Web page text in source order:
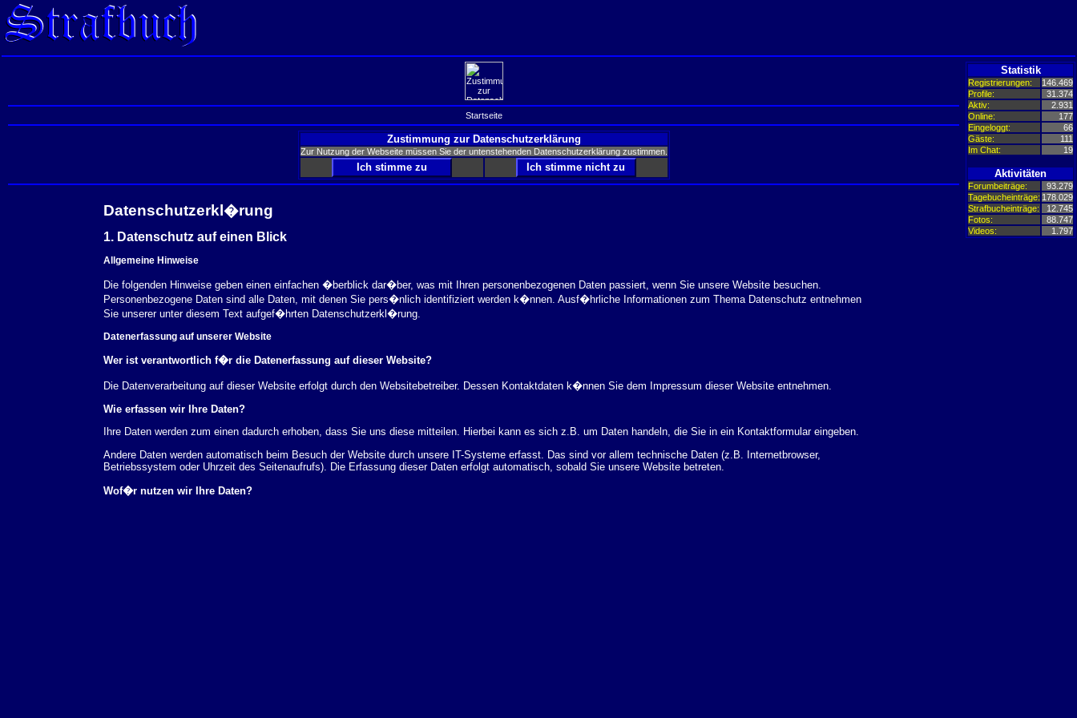
Startseite
Zustimmung zur Datenschutzerklärung
Zur Nutzung der Webseite müssen Sie der untenstehenden Datenschutzerklärung zustimmen.
Datenschutzerkl�rung
1. Datenschutz auf einen Blick
Allgemeine Hinweise
Die folgenden Hinweise geben einen einfachen �berblick dar�ber, was mit Ihren personenbezogenen Daten passiert, wenn Sie unsere Website besuchen.
Personenbezogene Daten sind alle Daten, mit denen Sie pers�nlich identifiziert werden k�nnen. Ausf�hrliche Informationen zum Thema Datenschutz entnehmen
Sie unserer unter diesem Text aufgef�hrten Datenschutzerkl�rung.
Datenerfassung auf unserer Website
Wer ist verantwortlich f�r die Datenerfassung auf dieser Website?
Die Datenverarbeitung auf dieser Website erfolgt durch den Websitebetreiber. Dessen Kontaktdaten k�nnen Sie dem Impressum dieser Website entnehmen.
Wie erfassen wir Ihre Daten?
Ihre Daten werden zum einen dadurch erhoben, dass Sie uns diese mitteilen. Hierbei kann es sich z.B. um Daten handeln, die Sie in ein Kontaktformular eingeben.
Andere Daten werden automatisch beim Besuch der Website durch unsere IT-Systeme erfasst. Das sind vor allem technische Daten (z.B. Internetbrowser,
Betriebssystem oder Uhrzeit des Seitenaufrufs). Die Erfassung dieser Daten erfolgt automatisch, sobald Sie unsere Website betreten.
Wof�r nutzen wir Ihre Daten?
Statistik
Registrierungen:
146.469
Profile:
31.374
Aktiv:
2.931
Online:
177
Eingeloggt:
66
Gäste:
111
Im Chat:
19
Aktivitäten
Forumbeiträge:
93.279
Tagebucheinträge: 178.029
Strafbucheinträge:
12.745
Fotos:
88.747
Videos:
1.797